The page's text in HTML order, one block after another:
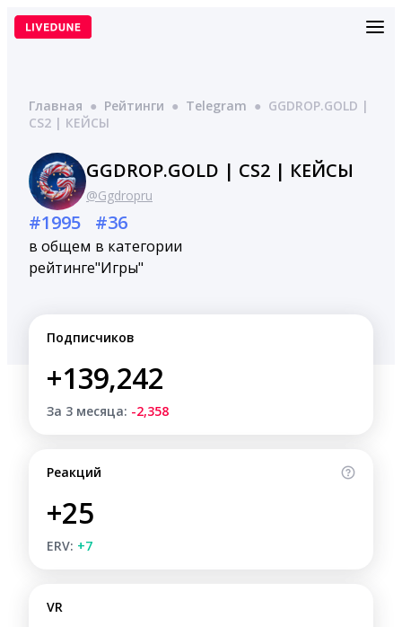
Перейти
Главная ● Рейтинги ● Telegram ● GGDROP.GOLD |
CS2 | КЕЙСЫ
GGDROP.GOLD | CS2 | КЕЙСЫ
@Ggdropru
#1995
в общем
рейтинге
#36
в категории
"Игры"
Подписчиков
+139,242
За 3 месяца: -2,358
Реакций
+25
ERV: +7
VR